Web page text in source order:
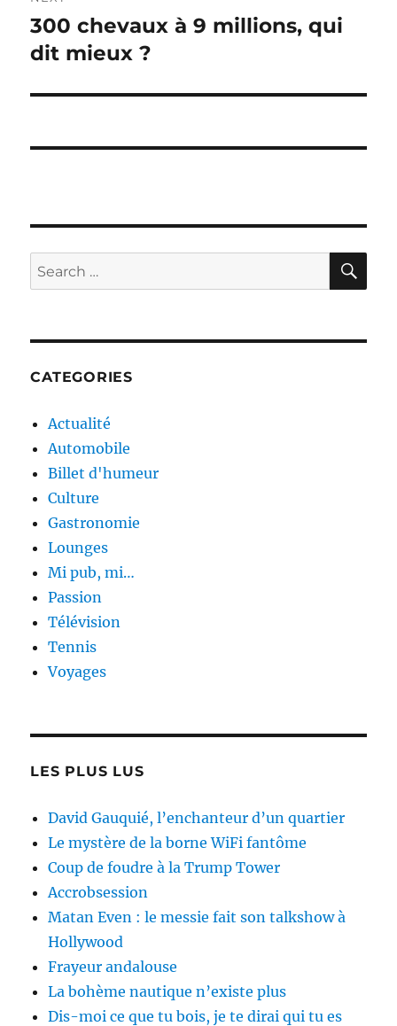
Next
post:
300 chevaux à 9 millions, qui
dit mieux ?
Search
for:
CATEGORIES
Actualité
Automobile
Billet d'humeur
Culture
Gastronomie
Lounges
Mi pub, mi…
Passion
Télévision
Tennis
Voyages
LES PLUS LUS
David Gauquié, l’enchanteur d’un quartier
Le mystère de la borne WiFi fantôme
Coup de foudre à la Trump Tower
Accrobsession
Matan Even : le messie fait son talkshow à
Hollywood
Frayeur andalouse
La bohème nautique n’existe plus
Dis-moi ce que tu bois, je te dirai qui tu es